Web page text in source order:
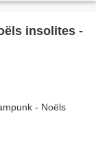
insolites -